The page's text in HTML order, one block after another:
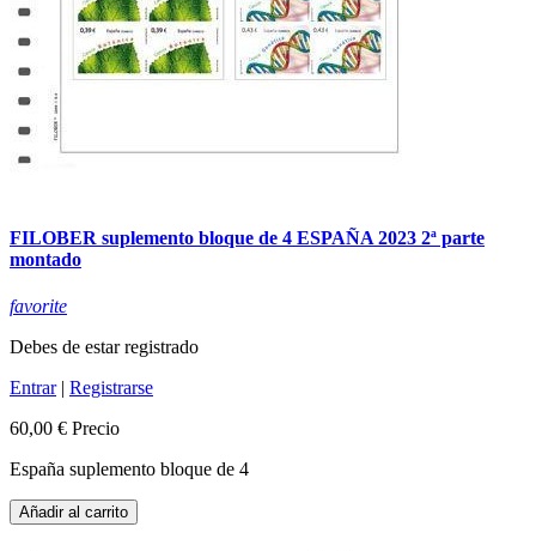
FILOBER suplemento bloque de 4 ESPAÑA 2023 2ª parte
montado
favorite
Debes de estar registrado
Entrar| Registrarse
60,00 € Precio
España suplemento bloque de 4
Añadir al carrito